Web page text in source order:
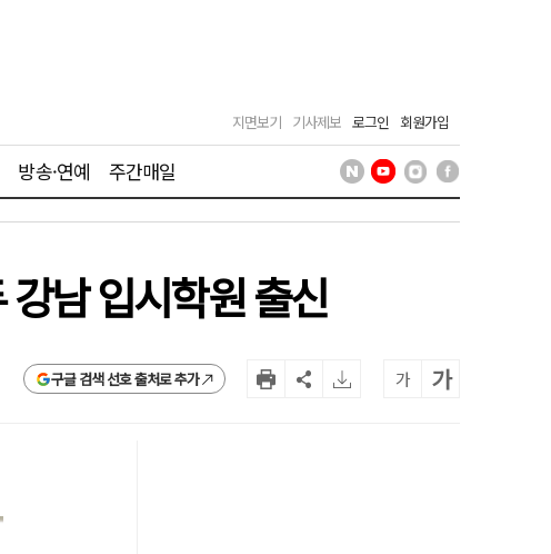
지면보기 기사제보 로그인 회원가입
방송·연예 주간매일
남 입시학원 출신
구글 검색 선호 출처로 추가 가 가